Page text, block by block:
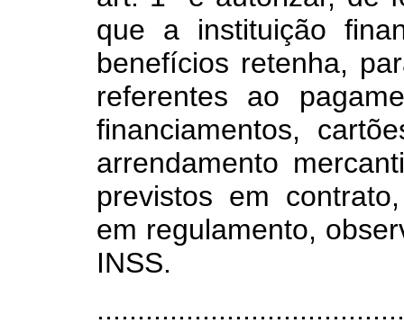
que a instituição
benefícios retenha,
referentes ao
financiamentos,
arrendamento
previstos em
em regulamento,
INSS.